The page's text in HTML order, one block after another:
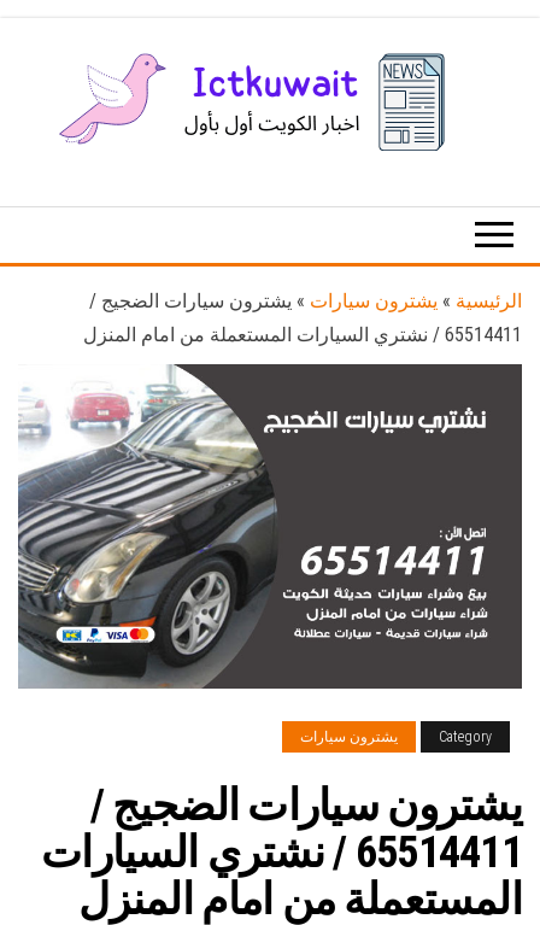
الكويت
الرئيسية » يشترون سيارات » يشترون سيارات الضجيج /
65514411 / نشتري السيارات المستعملة من امام المنزل
Category يشترون سيارات
يشترون سيارات الضجيج /
65514411 / نشتري السيارات
المستعملة من امام المنزل